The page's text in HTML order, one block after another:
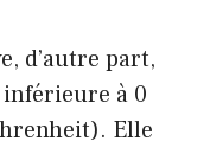
d’autre part,
à 0
Elle